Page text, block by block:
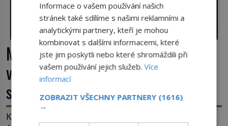
Mechanismus z Antikythéry: Nové
výzkumy odhalují další překvapení o
starověkém počítači
Když řečtí potápěči v roce 1901 objeví u ostrova
Informace o vašem používání našich
stránek také sdílíme s našimi reklamními a
analytickými partnery, kteří je mohou
kombinovat s dalšími informacemi, které
jste jim poskytli nebo které shromáždili při
vašem používání jejich služeb.Více
informací
ZOBRAZIT VŠECHNY PARTNERY (1616)
→